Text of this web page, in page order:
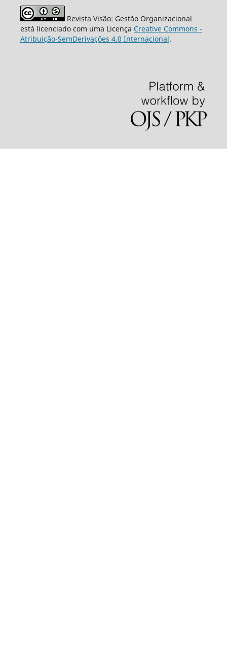
Revista Visão: Gestão Organizacional
está licenciado com uma Licença Creative Commons -
Atribuição-SemDerivações 4.0 Internacional.